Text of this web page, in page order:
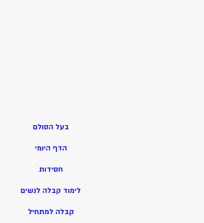
בעל הסולם
הדף היומי
חסידות
לימוד קבלה לנשים
קבלה למתחיל